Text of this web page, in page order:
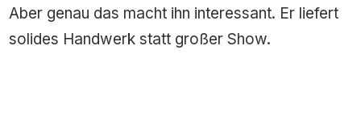
Aber genau das macht ihn interessant. Er liefert
solides Handwerk statt großer Show.